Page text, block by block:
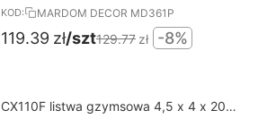
KOD: MARDOM DECOR MD361P
119.39 zł/szt129.77 zł -8%
8%
Darmowa dostawa od 400 PLN
CX110F listwa gzymsowa 4,5 x 4 x 200